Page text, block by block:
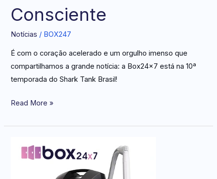
Consciente
Notícias / BOX247
É com o coração acelerado e um orgulho imenso que
compartilhamos a grande notícia: a Box24x7 está na 10ª
temporada do Shark Tank Brasil!
Jornada
Rumo
ao
Futuro
Consumo
Read More »